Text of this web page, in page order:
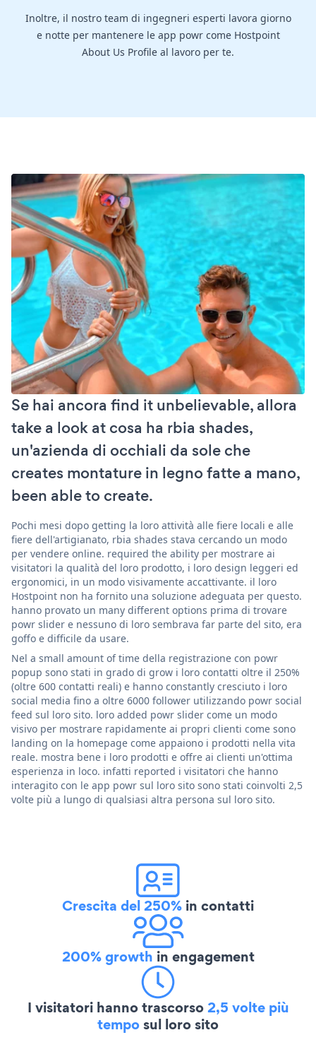
Inoltre, il nostro team di ingegneri esperti lavora giorno
e notte per mantenere le app powr come Hostpoint
About Us Profile al lavoro per te.
Se hai ancora find it unbelievable, allora
take a look at cosa ha rbia shades,
un'azienda di occhiali da sole che
creates montature in legno fatte a mano,
been able to create.
Pochi mesi dopo getting la loro attività alle fiere locali e alle
fiere dell'artigianato, rbia shades stava cercando un modo
per vendere online. required the ability per mostrare ai
visitatori la qualità del loro prodotto, i loro design leggeri ed
ergonomici, in un modo visivamente accattivante. il loro
Hostpoint non ha fornito una soluzione adeguata per questo.
hanno provato un many different options prima di trovare
powr slider e nessuno di loro sembrava far parte del sito, era
goffo e difficile da usare.
Nel a small amount of time della registrazione con powr
popup sono stati in grado di grow i loro contatti oltre il 250%
(oltre 600 contatti reali) e hanno constantly cresciuto i loro
social media fino a oltre 6000 follower utilizzando powr social
feed sul loro sito. loro added powr slider come un modo
visivo per mostrare rapidamente ai propri clienti come sono
landing on la homepage come appaiono i prodotti nella vita
reale. mostra bene i loro prodotti e offre ai clienti un'ottima
esperienza in loco. infatti reported i visitatori che hanno
interagito con le app powr sul loro sito sono stati coinvolti 2,5
volte più a lungo di qualsiasi altra persona sul loro sito.
Crescita del 250% in contatti
200% growth in engagement
I visitatori hanno trascorso2,5 volte più
temposul loro sito